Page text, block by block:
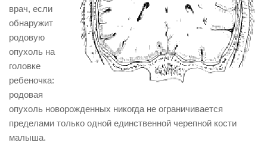
врач, если
обнаружит
родовую
опухоль на
головке
ребеночка:
родовая
опухоль новорожденных никогда не ограничивается
пределами только одной единственной черепной кости
малыша.